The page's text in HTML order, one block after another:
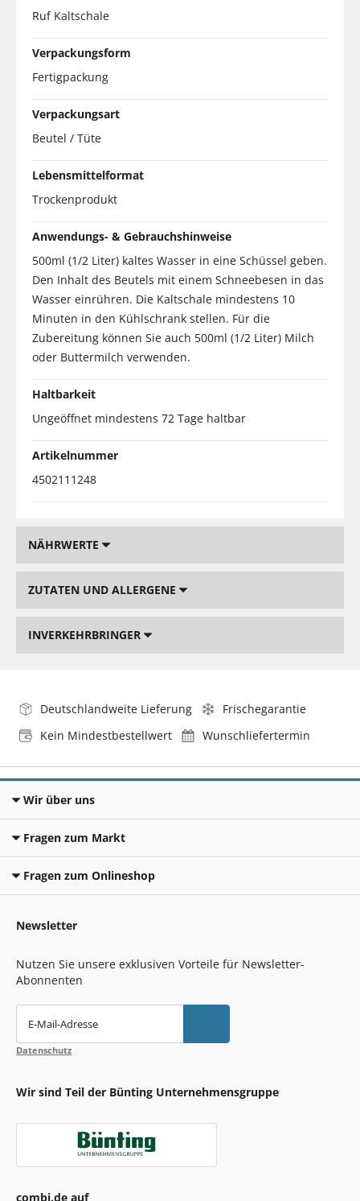
Ruf Kaltschale
Verpackungsform
Fertigpackung
Verpackungsart
Beutel / Tüte
Lebensmittelformat
Trockenprodukt
Anwendungs- & Gebrauchshinweise
500ml (1/2 Liter) kaltes Wasser in eine Schüssel geben.
Den Inhalt des Beutels mit einem Schneebesen in das
Wasser einrühren. Die Kaltschale mindestens 10
Minuten in den Kühlschrank stellen. Für die
Zubereitung können Sie auch 500ml (1/2 Liter) Milch
oder Buttermilch verwenden.
Haltbarkeit
Ungeöffnet mindestens 72 Tage haltbar
Artikelnummer
4502111248
NÄHRWERTE
ZUTATEN UND ALLERGENE
INVERKEHRBRINGER
Deutschlandweite Lieferung
Frischegarantie
Kein Mindestbestellwert
Wunschliefertermin
Wir über uns
Fragen zum Markt
Fragen zum Onlineshop
Newsletter
Nutzen Sie unsere exklusiven Vorteile für Newsletter-
Abonnenten
E-Mail-Adresse
Datenschutz
Wir sind Teil der Bünting Unternehmensgruppe
combi.de auf